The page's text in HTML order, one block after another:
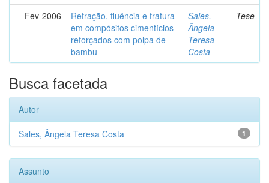
Fev-2006
Retração, fluência e fratura
em compósitos cimentícios
reforçados com polpa de
bambu
Sales,
Ângela
Teresa
Costa
Tese
Busca facetada
Autor
1
Sales, Ângela Teresa Costa
Assunto